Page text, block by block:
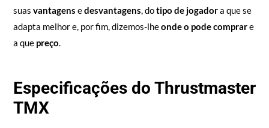
suas vantagens edesvantagens, dotipo de jogadora que se
adapta melhor e, por fim, dizemos-lheonde o pode comprare
a que preço.
Especificações do Thrustmaster
TMX